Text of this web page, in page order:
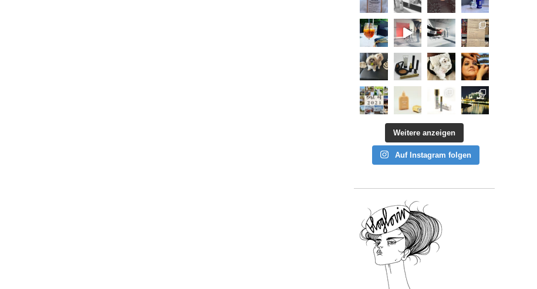
Weitere anzeigen
Auf Instagram folgen